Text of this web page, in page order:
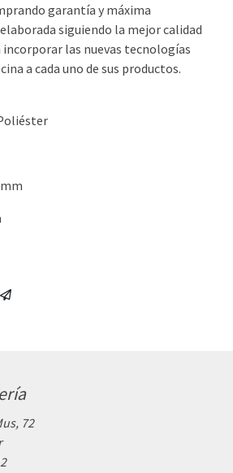
garantía y máxima
siguiendo la mejor calidad
incorporar las nuevas tecnologías
a cada uno de sus productos.
72